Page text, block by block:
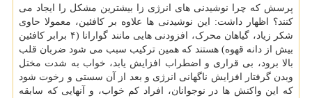
پرسش که چرا نوشیدنی های انرژی زا بیشترین مشکل را ایجاد می
کنند؟ اظهار داشت: این نوشیدنی ها علاوه بر کافئین، معمولا حاوی
شکر زیاد، گیاهان محرک، افزودنی هایی مانند گوارانا (۴ برابر کافئین
بیش از دانه قهوه) هستند که همین ترکیب سبب می شود ضربان قلب
بالا برود، بی قراری و اضطراب افزایش یابد، خواب به شدت مختل
وبدن گرفتار افزایش ناگهانی انرژی و بعد از آن سستی و رخوت شود
که این واکنش ها در نوجوانان، افراد کم خواب، و آنهایی که سابقه